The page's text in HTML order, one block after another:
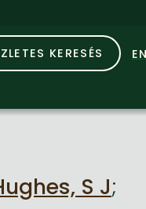
KERESÉS
S J;